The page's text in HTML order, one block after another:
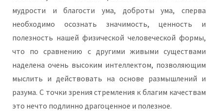
мудрости и благости ума, доброты ума, сперва
необходимо осознать значимость, ценность и
полезность нашей физической человеческой формы,
что по сравнению с другими живыми существами
наделена очень высоким интеллектом, позволяющим
мыслить и действовать на основе размышлений и
разума. С точки зрения стремления к благим качествам
это нечто подлинно драгоценное и полезное.